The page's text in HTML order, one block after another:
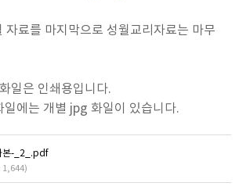
자료를 마지막으로 성월교리자료는 마무
일은 인쇄용입니다.
에는 개별 jpg 화일이 있습니다.
본-_2_.pdf
1,644)